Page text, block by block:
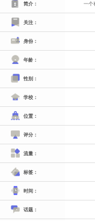
简介： 一个
关注：
身份：
年龄：
性别：
学校：
位置：
评分：
流量：
标签：
时间：
话题：